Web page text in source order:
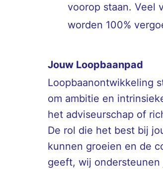
voorop staan. Veel
worden 100%
Jouw Loopbaanpad
Loopbaanontwikkeling
om ambitie en
het adviseurschap of
De rol die het best bij
kunnen groeien en de
geeft, wij ondersteunen